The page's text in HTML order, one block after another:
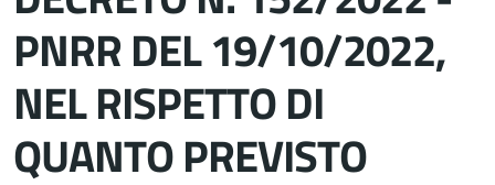
PNRR DEL 19/10/2022,
NEL RISPETTO DI
QUANTO PREVISTO